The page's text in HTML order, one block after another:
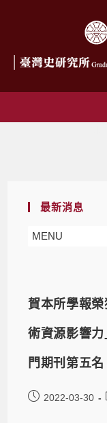
最新消息
MENU
賀本所學報
術資源影響
門期刊第五名
2022-03-30